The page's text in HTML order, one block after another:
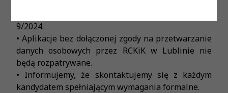
9/2024.
• Aplikacje bez dołączonej zgody na przetwarzanie
danych osobowych przez RCKiK w Lublinie nie
będą rozpatrywane.
• Informujemy, że skontaktujemy się z każdym
kandydatem spełniającym wymagania formalne.